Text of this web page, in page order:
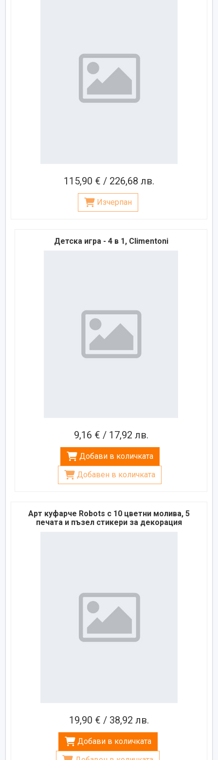
115,90 € / 226,68 лв.
Изчерпан
Детска игра - 4 в 1, Climentoni
9,16 € / 17,92 лв.
Добави в количката
Добавен в количката
Арт куфарче Robots с 10 цветни молива, 5
печата и пъзел стикери за декорация
19,90 € / 38,92 лв.
Добави в количката